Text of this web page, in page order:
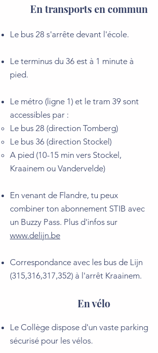
En transports en commun
Le bus 28 s'arrête devant l'école.
Le terminus du 36 est à 1 minute à
pied.
Le métro (ligne 1) et le tram 39 sont
accessibles par :​
Le bus 28 (direction Tomberg)​
Le bus 36 (direction Stockel)
A pied (10-15 min vers Stockel,
Kraainem ou Vandervelde)
En venant de Flandre, tu peux
combiner ton abonnement STIB avec
un Buzzy Pass. Plus d'infos sur
www.delijn.be
Correspondance avec les bus de Lijn
(315,316,317,352) à l'arrêt Kraainem.
En vélo
Le Collège dispose d'un vaste parking
sécurisé pour les vélos.